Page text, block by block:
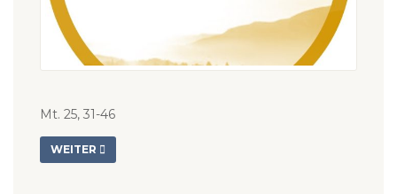
Mt. 25, 31-46
WEITER